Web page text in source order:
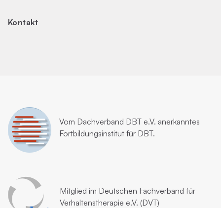
Kontakt
Vom Dachverband DBT e.V. anerkanntes
Fortbildungsinstitut für DBT.
Mitglied im Deutschen Fachverband für
Verhaltenstherapie e.V. (DVT)